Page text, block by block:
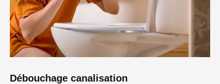
Débouchage canalisation